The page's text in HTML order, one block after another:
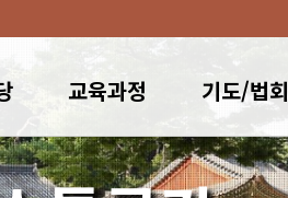
교육과정 기도/법회